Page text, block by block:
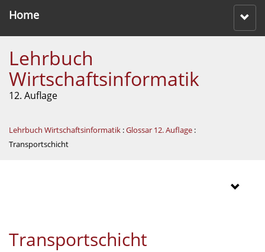
Home
Lehrbuch
Wirtschaftsinformatik
12. Auflage
Lehrbuch Wirtschaftsinformatik :Glossar 12. Auflage :
Transportschicht
Transportschicht